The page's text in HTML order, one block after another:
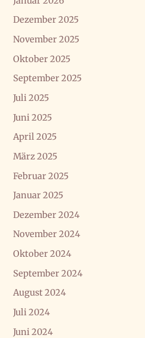
Dezember 2025
November 2025
Oktober 2025
September 2025
Juli 2025
Juni 2025
April 2025
März 2025
Februar 2025
Januar 2025
Dezember 2024
November 2024
Oktober 2024
September 2024
August 2024
Juli 2024
Juni 2024